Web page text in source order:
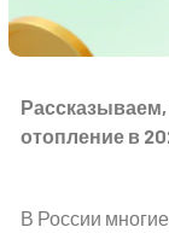
Рассказываем,
отопление в
В России